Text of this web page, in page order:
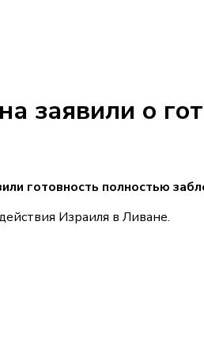
заявили о
готовность полностью
Израиля в Ливане.